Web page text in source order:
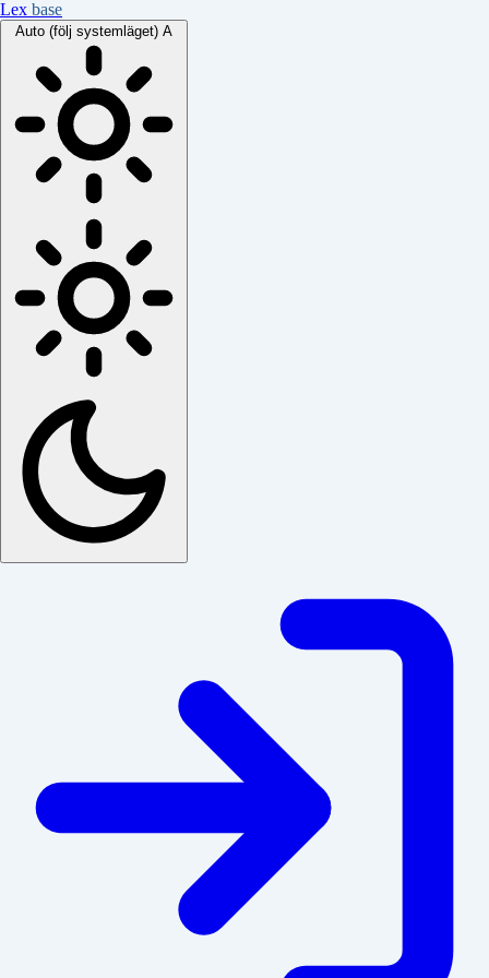
Lex base
Auto (följ systemläget) A